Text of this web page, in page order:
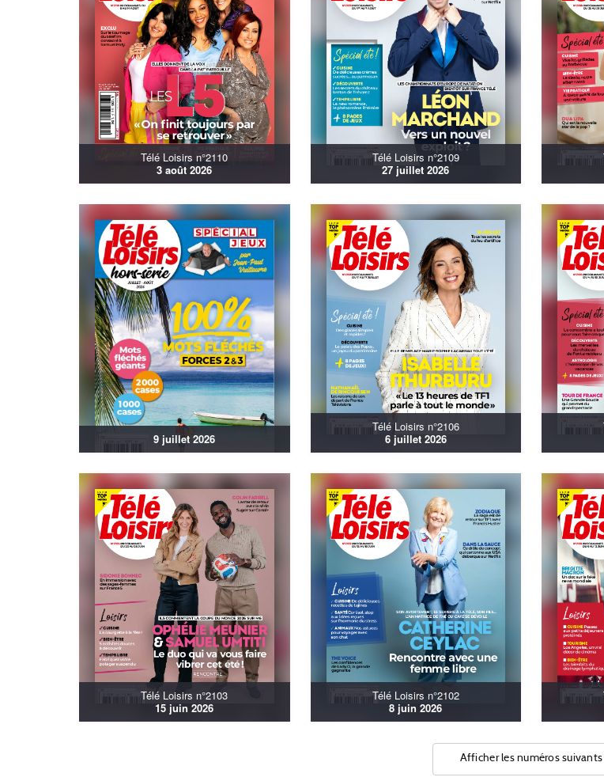
Télé Loisirs n°2110
3 août 2026
Télé Loisirs n°2109
27 juillet 2026
9 juillet 2026
Télé Loisirs n°2106
6 juillet 2026
Télé Loisirs n°2103
15 juin 2026
Télé Loisirs n°2102
8 juin 2026
Afficher les numéros suivants